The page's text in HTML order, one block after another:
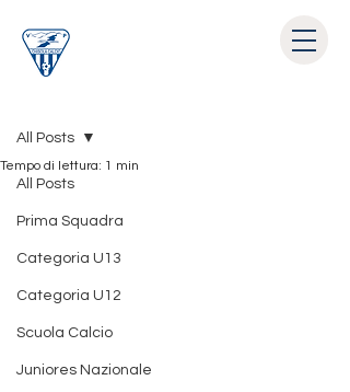
All Posts
Prima Squadra
Categoria U13
Categoria U12
Scuola Calcio
Juniores Nazionale
All Posts
Tempo di lettura: 1 min